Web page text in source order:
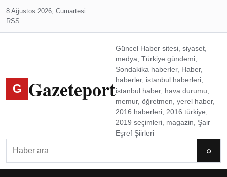
8 Ağustos 2026, Cumartesi
RSS
G Gazeteport
Güncel Haber sitesi, siyaset,
medya, Türkiye gündemi,
Sondakika haberler, Haber,
haberler, istanbul haberleri,
istanbul haber, hava durumu,
memur, öğretmen, yerel haber,
2016 haberleri, 2016 türkiye,
2019 seçimleri, magazin, Şair
Eşref Şiirleri
⌕